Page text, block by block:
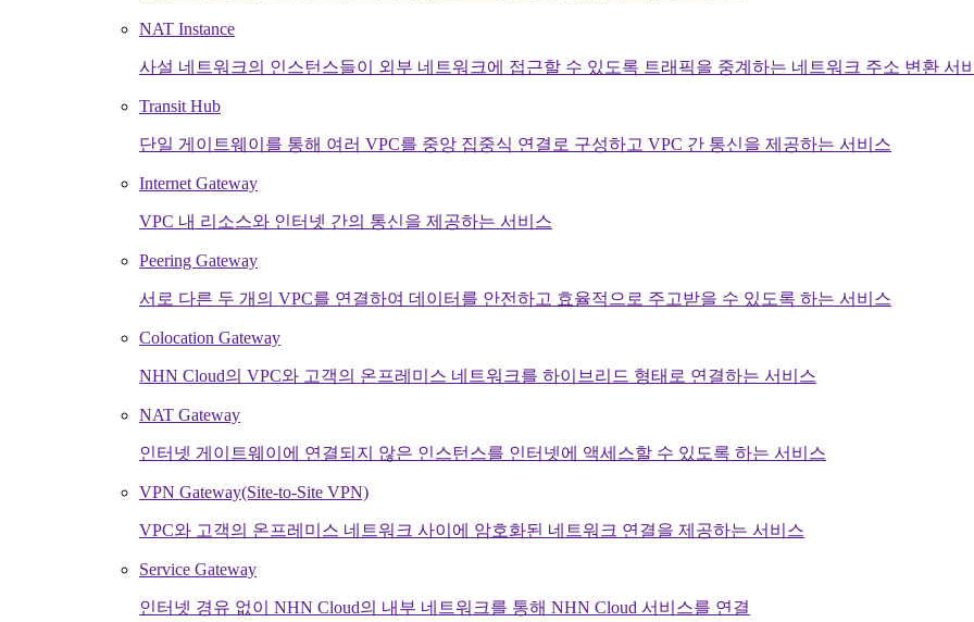
NAT Instance
사설 네트워크의 인스턴스들이 외부 네트워크에 접근할 수 있도록 트래픽을 중계하는 네트워크 주소 변환 서
Transit Hub
단일 게이트웨이를 통해 여러 VPC를 중앙 집중식 연결로 구성하고 VPC 간 통신을 제공하는 서비스
Internet Gateway
VPC 내 리소스와 인터넷 간의 통신을 제공하는 서비스
Peering Gateway
서로 다른 두 개의 VPC를 연결하여 데이터를 안전하고 효율적으로 주고받을 수 있도록 하는 서비스
Colocation Gateway
NHN Cloud의 VPC와 고객의 온프레미스 네트워크를 하이브리드 형태로 연결하는 서비스
NAT Gateway
인터넷 게이트웨이에 연결되지 않은 인스턴스를 인터넷에 액세스할 수 있도록 하는 서비스
VPN Gateway(Site-to-Site VPN)
VPC와 고객의 온프레미스 네트워크 사이에 암호화된 네트워크 연결을 제공하는 서비스
Service Gateway
인터넷 경유 없이 NHN Cloud의 내부 네트워크를 통해 NHN Cloud 서비스를 연결